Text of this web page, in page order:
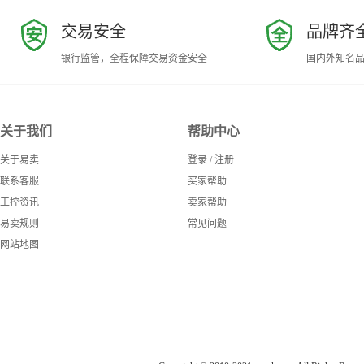
交易安全
银行监管，全程保障交易资金安全
品牌齐
国内外知名
关于我们
关于易卖
联系客服
工控资讯
易卖规则
网站地图
帮助中心
登录 / 注册
买家帮助
卖家帮助
常见问题